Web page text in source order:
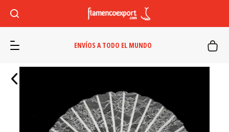
ENVÍOS A TODO EL MUNDO